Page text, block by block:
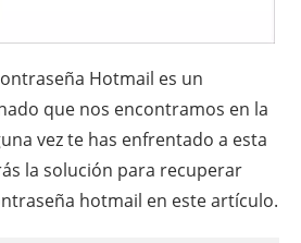
Hotmail es un
que nos encontramos en la
vez te has enfrentado a esta
la solución para recuperar
hotmail en este artículo.